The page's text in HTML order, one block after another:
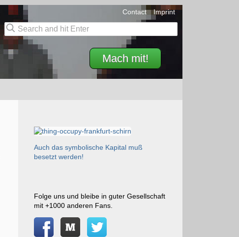
Mach mit!
Contact Imprint
Auch das symbolische Kapital muß
besetzt werden!
Folge uns und bleibe in guter Gesellschaft
mit +1000 anderen Fans.